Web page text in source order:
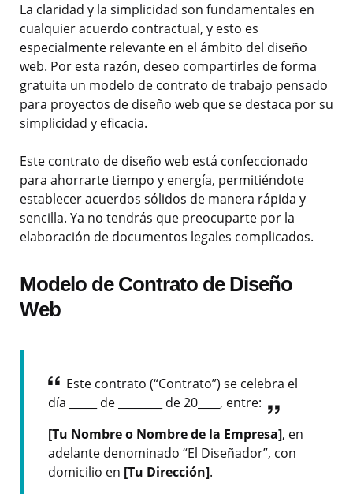
La claridad y la simplicidad son fundamentales en
cualquier acuerdo contractual, y esto es
especialmente relevante en el ámbito del diseño
web. Por esta razón, deseo compartirles de forma
gratuita un modelo de contrato de trabajo pensado
para proyectos de diseño web que se destaca por su
simplicidad y eficacia.
Este contrato de diseño web está confeccionado
para ahorrarte tiempo y energía, permitiéndote
establecer acuerdos sólidos de manera rápida y
sencilla. Ya no tendrás que preocuparte por la
elaboración de documentos legales complicados.
Modelo de Contrato de Diseño
Web
Este contrato (“Contrato”) se celebra el
día _____ de ________ de 20____, entre:
[Tu Nombre o Nombre de la Empresa], en
adelante denominado “El Diseñador”, con
domicilio en [Tu Dirección].